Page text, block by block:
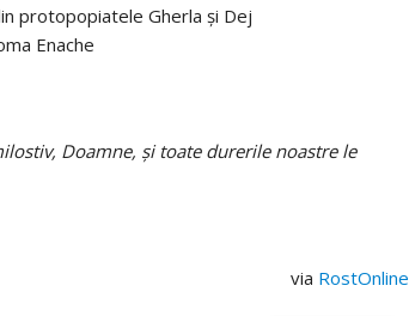
protopopiatele Gherla și Dej
Enache
Doamne, și toate durerile noastre le
via RostOnline